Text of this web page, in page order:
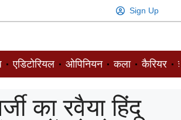
Sign Up
एडिटोरियल ओपिनियन कला कैरियर
का रवैया हिंदू